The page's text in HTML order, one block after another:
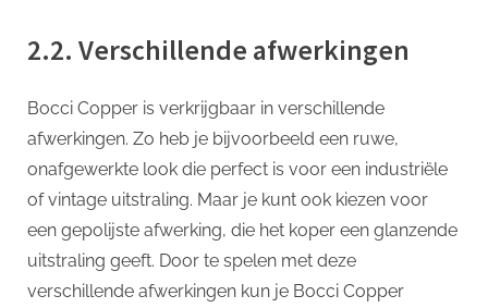
2.2. Verschillende afwerkingen
Bocci Copper is verkrijgbaar in verschillende
afwerkingen. Zo heb je bijvoorbeeld een ruwe,
onafgewerkte look die perfect is voor een industriële
of vintage uitstraling. Maar je kunt ook kiezen voor
een gepolijste afwerking, die het koper een glanzende
uitstraling geeft. Door te spelen met deze
verschillende afwerkingen kun je Bocci Copper